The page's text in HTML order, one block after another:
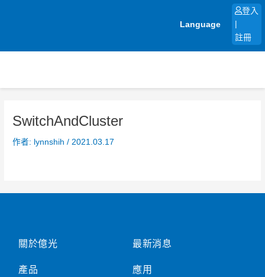
Language
登入
註冊
SwitchAndCluster
作者: lynnshih/ 2021.03.17
關於億光
產品
最新消息
應用